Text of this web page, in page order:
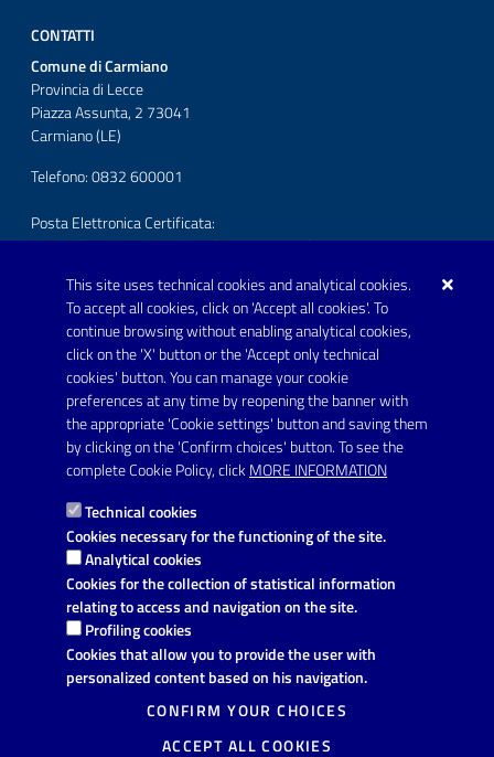
This site uses technical cookies and analytical cookies.
To accept all cookies, click on 'Accept all cookies'. To
continue browsing without enabling analytical cookies,
click on the 'X' button or the 'Accept only technical
cookies' button. You can manage your cookie
preferences at any time by reopening the banner with
the appropriate 'Cookie settings' button and saving them
by clicking on the 'Confirm choices' button. To see the
complete Cookie Policy, click MORE INFORMATION
Technical cookies
Cookies necessary for the functioning of the site.
Analytical cookies
Cookies for the collection of statistical information
relating to access and navigation on the site.
Profiling cookies
Cookies that allow you to provide the user with
personalized content based on his navigation.
CONFIRM YOUR CHOICES
ACCEPT ALL COOKIES
CONTATTI
Comune di Carmiano
Provincia di Lecce
Piazza Assunta, 2 73041
Carmiano (LE)
Telefono: 0832 600001
Posta Elettronica Certificata:
protocollo.comunecarmiano@pec.rupar.puglia.it
URP - Ufficio Relazioni con il Pubblico
FOLLOW US ON
Youtube
Link utili
Informativa privacy
Dichiarazione di accessibilità
Note legali
Domande frequenti
Richiesta di assistenza
Segnalazione disservizio
Prenotazione appuntamento